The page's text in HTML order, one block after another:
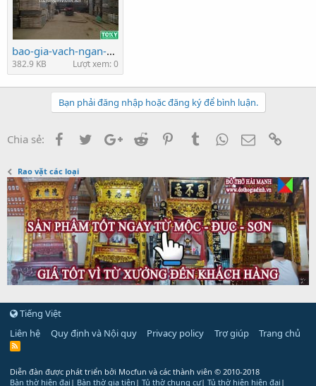
bao-gia-vach-ngan-compact.jpg
382.9 KB Lượt xem: 0
Bạn phải đăng nhập hoặc đăng ký để bình luận.
Chia sẻ: FacebookTwitterGoogle+
Reddit PinterestTumblrWhatsApp
Email
Rao vặt các loại
Tiếng Việt
Liên hệ
Quy định và Nội quy Privacy policy Trợ giúp Trang chủ
R
Diễn đàn được phát triển bởi Mocfun và các thành viên © 2010-2018
Bàn thờ hiện đại | Bàn thờ gia tiên | Tủ thờ chung cư| Tủ thờ hiện hiện đại |